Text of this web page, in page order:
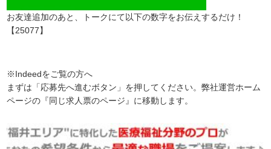
お友達追加のあと、トークにて以下の数字をお伝えするだけ！
【25077】
※Indeedをご覧の方へ
まずは「応募先へ進むボタン」を押してください。弊社運営ホーム
ページの『同じ求人票のページ』に移動します。